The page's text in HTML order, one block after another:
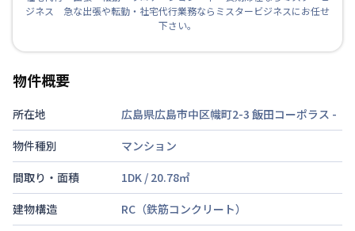
ジネス 急な出張や転勤・社宅代行業務ならミスタービジネスにお任せ
下さい。
物件概要
所在地 広島県広島市中区幟町2-3 飯田コーポラス -
物件種別
マンション
間取り・面積
1DK / 20.78㎡
建物構造
RC（鉄筋コンクリート）